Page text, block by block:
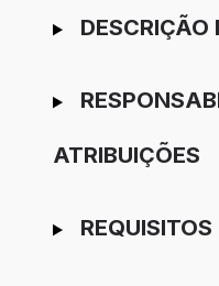
Ir para candidatura
DESCRIÇÃO
ATRIBUIÇÕES